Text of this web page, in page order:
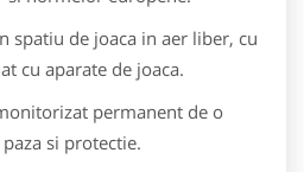
spatiu de joaca in aer liber, cu
cu aparate de joaca.
permanent de o
si protectie.